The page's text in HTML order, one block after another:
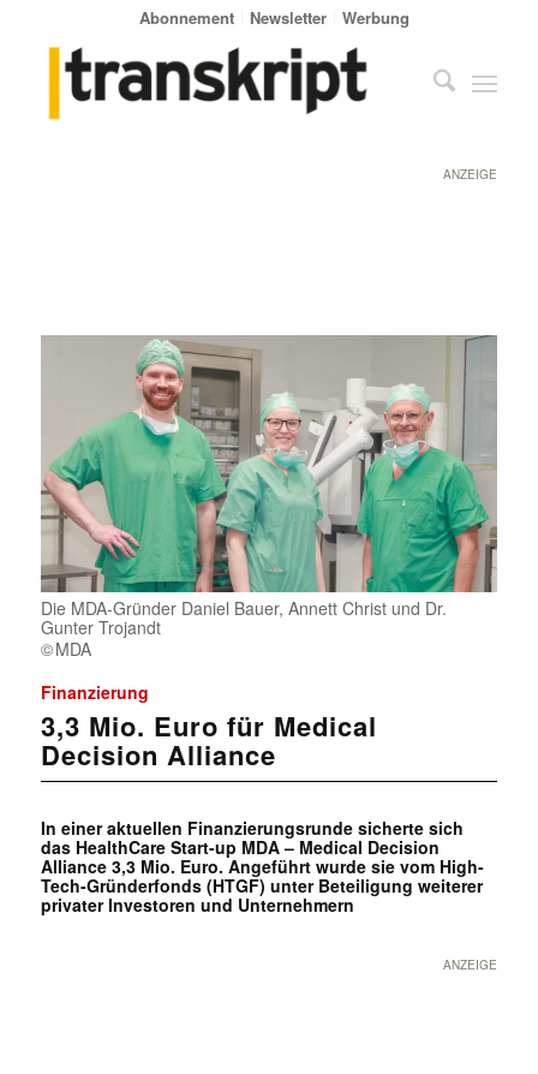
Abonnement Newsletter Werbung
ANZEIGE
Die MDA-Gründer Daniel Bauer, Annett Christ und Dr.
Gunter Trojandt
MDA
Finanzierung
3,3 Mio. Euro für Medical
Decision Alliance
In einer aktuellen Finanzierungsrunde sicherte sich
das HealthCare Start-up MDA – Medical Decision
Alliance 3,3 Mio. Euro. Angeführt wurde sie vom High-
Tech-Gründerfonds (HTGF) unter Beteiligung weiterer
privater Investoren und Unternehmern
ANZEIGE